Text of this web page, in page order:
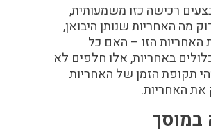
רכישה כזו משמעותית,
מה האחריות שנותן היבואן,
האחריות הזו – האם כל
באחריות, אלו חלפים לא
תקופת הזמן של האחריות
את האחריות.
במוסך